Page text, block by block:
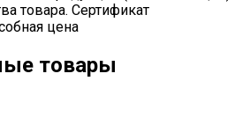
товара. Сертификат
цена
товары